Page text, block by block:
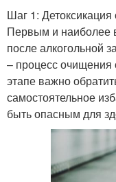
Шаг 1: Детоксикация
Первым и наиболее
после алкогольной
– процесс очищения
этапе важно
самостоятельное
быть опасным для